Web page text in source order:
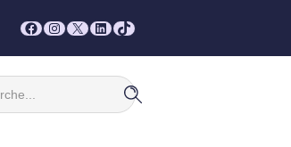
Facebook
Instagram
X LinkedIn
TikTok